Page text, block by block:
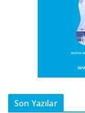
Son Yazılar